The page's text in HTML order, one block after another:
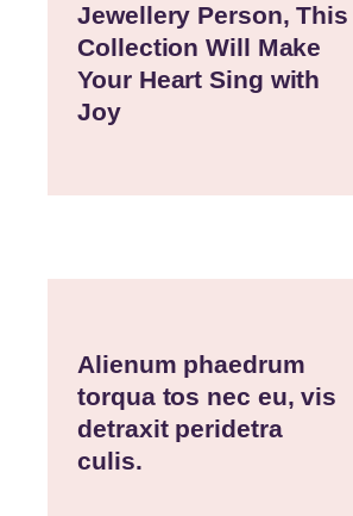
Jewellery Person, This
Collection Will Make
Your Heart Sing with
Joy
Alienum phaedrum
torqua tos nec eu, vis
detraxit peridetra
culis.